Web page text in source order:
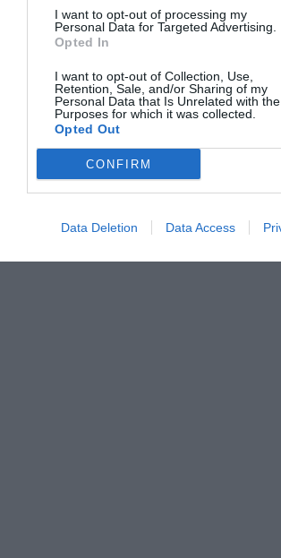
I want to opt-out of processing my
Personal Data for Targeted Advertising.
Opted In
I want to opt-out of Collection, Use,
Retention, Sale, and/or Sharing of my
Personal Data that Is Unrelated with the
Purposes for which it was collected.
Opted Out
CONFIRM
Data Deletion Data Access